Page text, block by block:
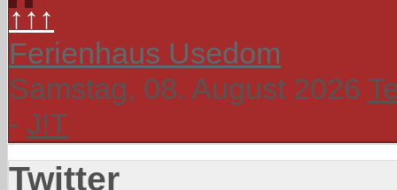
↑↑↑
Ferienhaus Usedom
Samstag, 08. August 2026
- J!T
Twitter